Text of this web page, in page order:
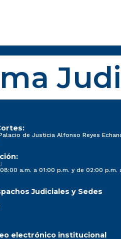
de Justicia Alfonso Reyes
a.m. a 01:00 p.m. y de 02:00 p.m.
Judiciales y Sedes
electrónico institucional